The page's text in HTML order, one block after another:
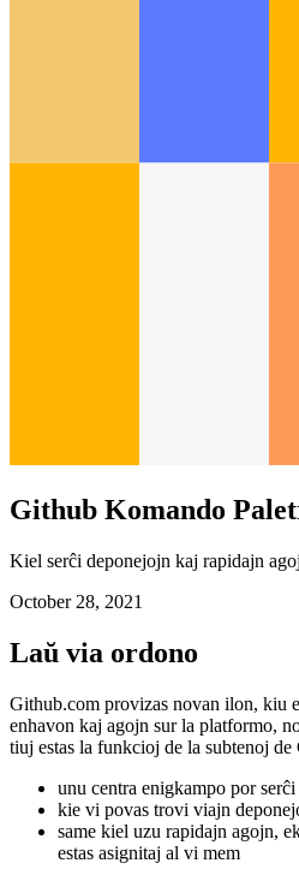
Kiel serĉi deponejojn kaj rapidajn
Laŭ via ordono
Github.com provizas novan ilon, kiu
enhavon kaj agojn sur la platformo,
tiuj estas la funkcioj de la subtenoj
unu centra enigkampo por serĉi